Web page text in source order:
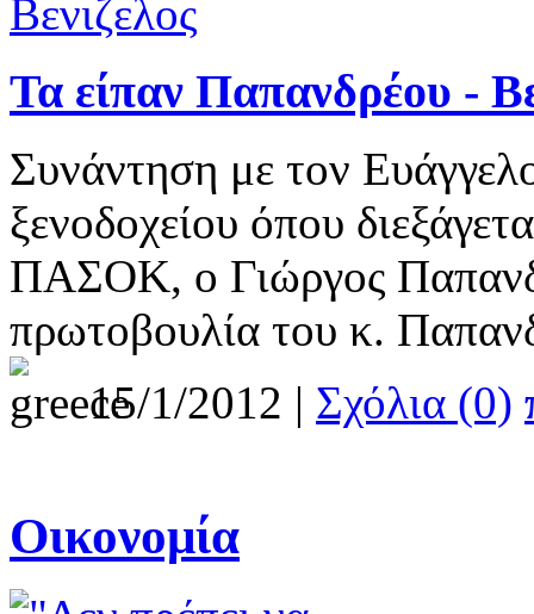
Τα είπαν Παπανδρέου -
Συνάντηση με τον
ξενοδοχείου όπου
ΠΑΣΟΚ, ο Γιώργος
πρωτοβουλία του κ.
15/1/2012 | Σχόλια (0)
Οικονομία